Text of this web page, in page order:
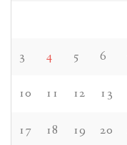
3 4 5 6
10 11 12 13
17 18 19 20